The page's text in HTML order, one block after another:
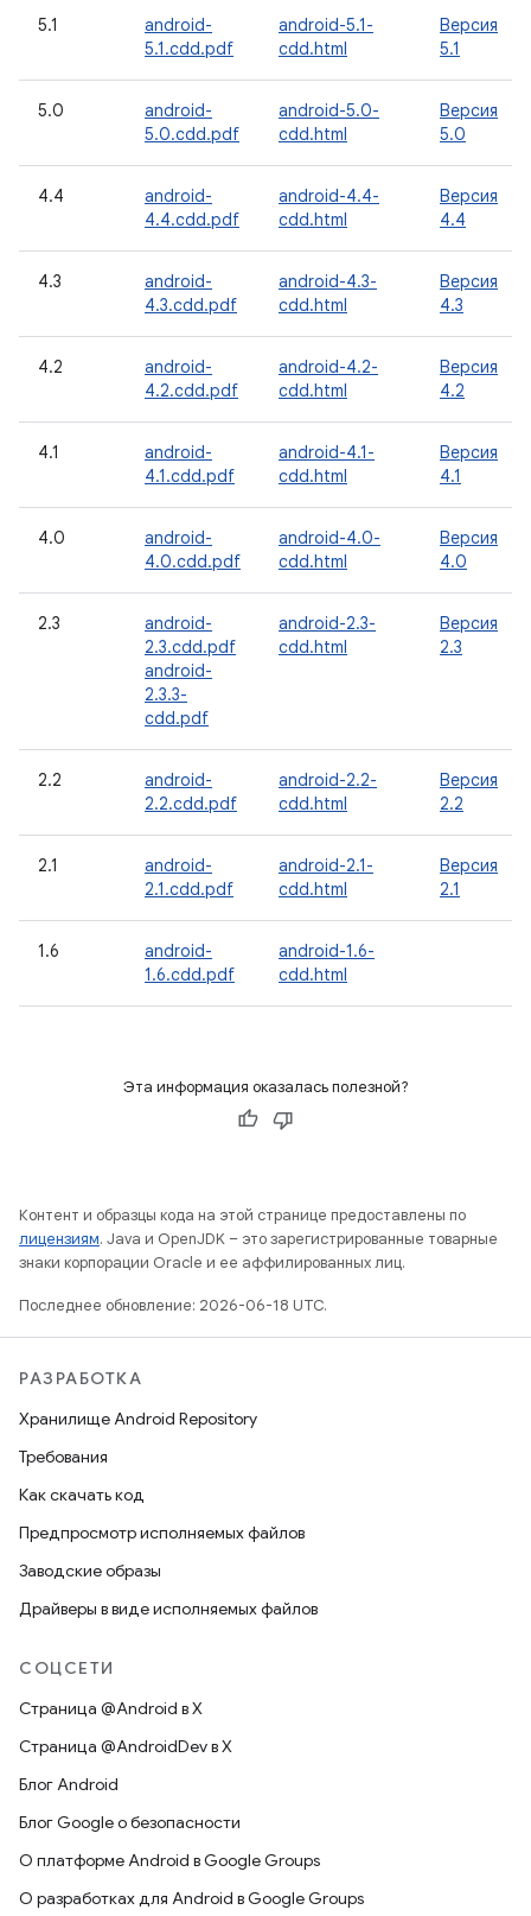
5.1
android-
5.1.cdd.pdf
android-5.1-
cdd.html
Версия
5.1
5.0
android-
5.0.cdd.pdf
android-5.0-
cdd.html
Версия
5.0
4.4
android-
4.4.cdd.pdf
android-4.4-
cdd.html
Версия
4.4
4.3
android-
4.3.cdd.pdf
android-4.3-
cdd.html
Версия
4.3
4.2
android-
4.2.cdd.pdf
android-4.2-
cdd.html
Версия
4.2
4.1
android-
4.1.cdd.pdf
android-4.1-
cdd.html
Версия
4.1
4.0
android-
4.0.cdd.pdf
android-4.0-
cdd.html
Версия
4.0
2.3
android-
2.3.cdd.pdf
android-
2.3.3-
cdd.pdf
android-2.3-
cdd.html
Версия
2.3
2.2
android-
2.2.cdd.pdf
android-2.2-
cdd.html
Версия
2.2
2.1
android-
2.1.cdd.pdf
android-2.1-
cdd.html
Версия
2.1
1.6
android-
1.6.cdd.pdf
android-1.6-
cdd.html
Эта информация оказалась полезной?
Контент и образцы кода на этой странице предоставлены по
лицензиям. Java и OpenJDK – это зарегистрированные товарные
знаки корпорации Oracle и ее аффилированных лиц.
Последнее обновление: 2026-06-18 UTC.
РАЗРАБОТКА
Хранилище Android Repository
Требования
Как скачать код
Предпросмотр исполняемых файлов
Заводские образы
Драйверы в виде исполняемых файлов
СОЦСЕТИ
Страница @Android в X
Страница @AndroidDev в X
Блог Android
Блог Google о безопасности
О платформе Android в Google Groups
О разработках для Android в Google Groups